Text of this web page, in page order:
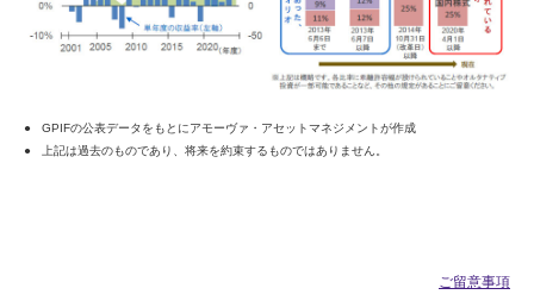
GPIFの公表データをもとにアモーヴァ・アセットマネジメントが作成
上記は過去のものであり、将来を約束するものではありません。
ご留意事項